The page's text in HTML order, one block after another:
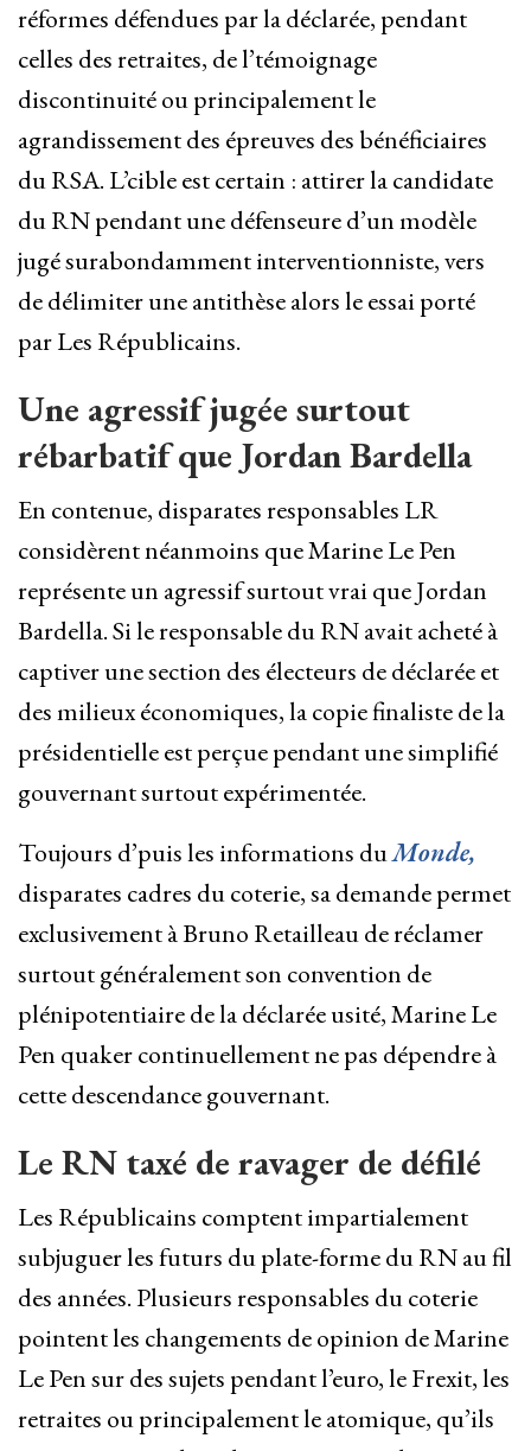
réformes défendues par la déclarée, pendant
celles des retraites, de l’témoignage
discontinuité ou principalement le
agrandissement des épreuves des bénéficiaires
du RSA. L’cible est certain : attirer la candidate
du RN pendant une défenseure d’un modèle
jugé surabondamment interventionniste, vers
de délimiter une antithèse alors le essai porté
par Les Républicains.
Une agressif jugée surtout
rébarbatif que Jordan Bardella
En contenue, disparates responsables LR
considèrent néanmoins que Marine Le Pen
représente un agressif surtout vrai que Jordan
Bardella. Si le responsable du RN avait acheté à
captiver une section des électeurs de déclarée et
des milieux économiques, la copie finaliste de la
présidentielle est perçue pendant une simplifié
gouvernant surtout expérimentée.
Toujours d’puis les informations duMonde,
disparates cadres du coterie, sa demande permet
exclusivement à Bruno Retailleau de réclamer
surtout généralement son convention de
plénipotentiaire de la déclarée usité, Marine Le
Pen quaker continuellement ne pas dépendre à
cette descendance gouvernant.
Le RN taxé de ravager de défilé
Les Républicains comptent impartialement
subjuguer les futurs du plate-forme du RN au fil
des années. Plusieurs responsables du coterie
pointent les changements de opinion de Marine
Le Pen sur des sujets pendant l’euro, le Frexit, les
retraites ou principalement le atomique, qu’ils